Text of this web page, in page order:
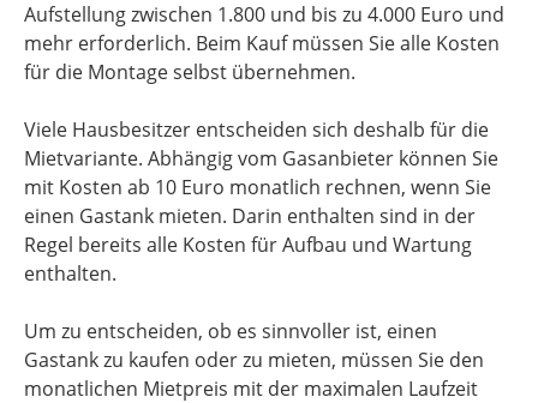
Aufstellung zwischen 1.800 und bis zu 4.000 Euro und
mehr erforderlich. Beim Kauf müssen Sie alle Kosten
für die Montage selbst übernehmen.
Viele Hausbesitzer entscheiden sich deshalb für die
Mietvariante. Abhängig vom Gasanbieter können Sie
mit Kosten ab 10 Euro monatlich rechnen, wenn Sie
einen Gastank mieten. Darin enthalten sind in der
Regel bereits alle Kosten für Aufbau und Wartung
enthalten.
Um zu entscheiden, ob es sinnvoller ist, einen
Gastank zu kaufen oder zu mieten, müssen Sie den
monatlichen Mietpreis mit der maximalen Laufzeit